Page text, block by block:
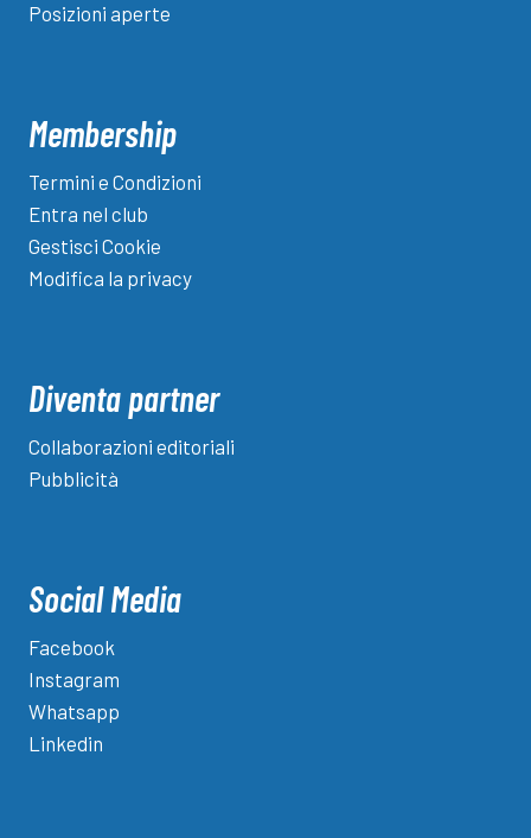
Posizioni aperte
Membership
Termini e Condizioni
Entra nel club
Gestisci Cookie
Modifica la privacy
Diventa partner
Collaborazioni editoriali
Pubblicità
Social Media
Facebook
Instagram
Whatsapp
Linkedin